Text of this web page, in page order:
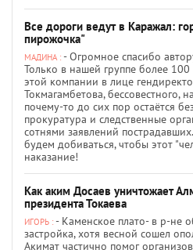
Все дороги ведут в Каражал:
пирожочка"
МАДИНА : - Огромное спасибо
Только в нашей группе более
этой компании в лице
Токмагамбетова, бессовестного,
почему-то до сих пор остаётся
прокуратура и следственные
сотнями заявлений
будем добиваться, чтобы этот
наказание!
Как аким Досаев уничтожает
президента Токаева
ИГОРЬ : - Каменское плато- в р-не
застройка, хотя весной сошел
Акимат частично помог